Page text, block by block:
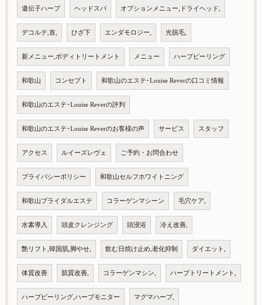
遺伝子ハーブ ヘッドスパ オプションメニュー,ドライヘッド,
デコルテ,首, ひざ下 エンダモロジー, 光脱毛,
新メニュー,ボディトリートメント メニュー ハーブピーリング
和歌山 コンセプト 和歌山のエステ･Louise Reverの口コミ情報
和歌山のエステ･Louise Reverの評判
和歌山のエステ･Louise Reverのお客様の声 サービス スタッフ
アクセス ルイーズレヴェ ご予約・お問合わせ
プライバシーポリシー 和歌山セルフホワイトニング
和歌山ブライダルエステ コラーゲンマシーン 毛穴ケア,
水素導入 頭皮クレンジング 頭浸浴 冷え改善,
艶リフト,韓国肌,脚やせ, 飲む日焼け止め,老化抑制 ダイエット,
体質改善 肌質改善, コラーゲンマシン, ハーブトリートメント,
ハーブピーリング,ハーブモニター マグマハーブ,